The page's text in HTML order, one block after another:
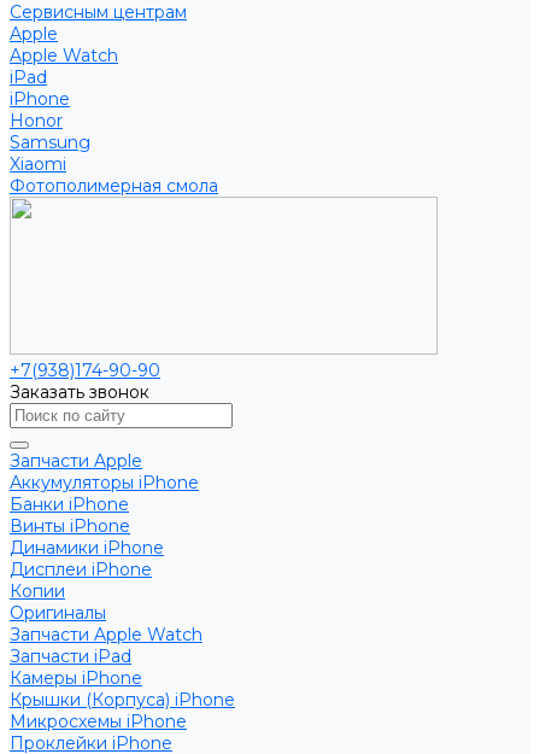
Сервисным центрам
Apple
Apple Watch
iPad
iPhone
Honor
Samsung
Xiaomi
Фотополимерная смола
+7(938)174-90-90
Заказать звонок
Запчасти Apple
Аккумуляторы iPhone
Банки iPhone
Винты iPhone
Динамики iPhone
Дисплеи iPhone
Копии
Оригиналы
Запчасти Apple Watch
Запчасти iPad
Камеры iPhone
Крышки (Корпуса) iPhone
Микросхемы iPhone
Проклейки iPhone